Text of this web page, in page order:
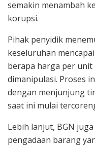
semakin menambah
korupsi.
Pihak penyidik
keseluruhan
berapa harga per unit
dimanipulasi. Proses
dengan menjunjung
saat ini mulai
Lebih lanjut, BGN
pengadaan barang